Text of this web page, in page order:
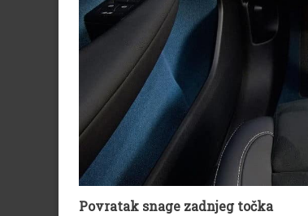
Povratak snage zadnjeg točka